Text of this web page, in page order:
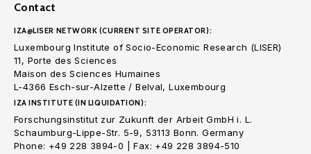
Contact
IZA@LISER NETWORK (CURRENT SITE OPERATOR):
Luxembourg Institute of Socio-Economic Research (LISER)
11, Porte des Sciences
Maison des Sciences Humaines
L-4366 Esch-sur-Alzette / Belval, Luxembourg
IZA INSTITUTE (IN LIQUIDATION):
Forschungsinstitut zur Zukunft der Arbeit GmbH i. L.
Schaumburg-Lippe-Str. 5-9, 53113 Bonn. Germany
Phone: +49 228 3894-0 | Fax: +49 228 3894-510